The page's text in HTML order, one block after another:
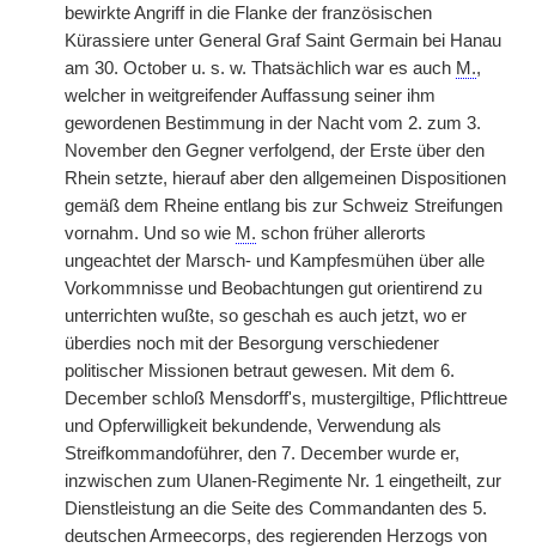
bewirkte Angriff in die Flanke der französischen
Kürassiere unter General Graf Saint Germain bei Hanau
am 30. October u. s. w. Thatsächlich war es auch M.,
welcher in weitgreifender Auffassung seiner ihm
gewordenen Bestimmung in der Nacht vom 2. zum 3.
November den Gegner verfolgend, der Erste über den
Rhein setzte, hierauf aber den allgemeinen Dispositionen
gemäß dem Rheine entlang bis zur Schweiz Streifungen
vornahm. Und so wie M. schon früher allerorts
ungeachtet der Marsch- und Kampfesmühen über alle
Vorkommnisse und Beobachtungen gut orientirend zu
unterrichten wußte, so geschah es auch jetzt, wo er
überdies noch mit der Besorgung verschiedener
politischer Missionen betraut gewesen. Mit dem 6.
December schloß Mensdorff's, mustergiltige, Pflichttreue
und Opferwilligkeit bekundende, Verwendung als
Streifkommandoführer, den 7. December wurde er,
inzwischen zum Ulanen-Regimente Nr. 1 eingetheilt, zur
Dienstleistung an die Seite des Commandanten des 5.
deutschen Armeecorps, des regierenden Herzogs von